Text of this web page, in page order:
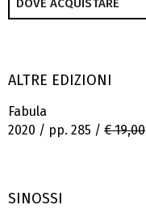
DOVE ACQUISTARE
ALTRE EDIZIONI
Fabula
2020 / pp. 285 / € 19,00
SINOSSI